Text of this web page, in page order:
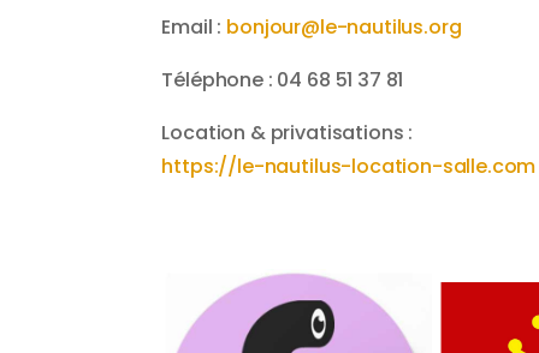
Email : bonjour@le-nautilus.org
Téléphone : 04 68 51 37 81
Location & privatisations :
https://le-nautilus-location-salle.com